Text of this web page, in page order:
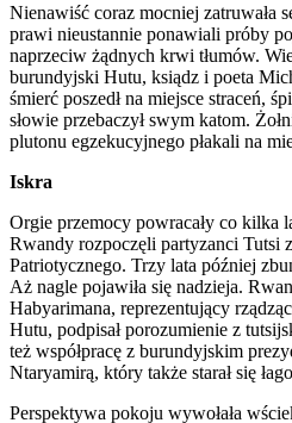
Nienawiść coraz mocniej zatruwała
prawi nieustannie ponawiali próby
naprzeciw żądnych krwi tłumów.
burundyjski Hutu, ksiądz i poeta
śmierć poszedł na miejsce straceń,
słowie przebaczył swym katom.
plutonu egzekucyjnego płakali na
Iskra
Orgie przemocy powracały co kilka
Rwandy rozpoczęli partyzanci Tutsi
Patriotycznego. Trzy lata później
Aż nagle pojawiła się nadzieja.
Habyarimana, reprezentujący
Hutu, podpisał porozumienie z
też współpracę z burundyjskim
Ntaryamirą, który także starał się
Perspektywa pokoju wywołała